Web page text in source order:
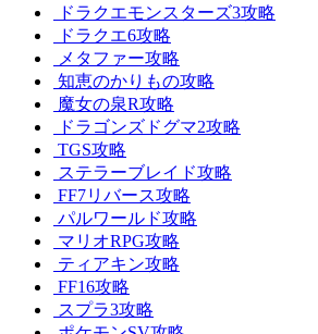
ドラクエモンスターズ3攻略
ドラクエ6攻略
メタファー攻略
知恵のかりもの攻略
魔女の泉R攻略
ドラゴンズドグマ2攻略
TGS攻略
ステラーブレイド攻略
FF7リバース攻略
パルワールド攻略
マリオRPG攻略
ティアキン攻略
FF16攻略
スプラ3攻略